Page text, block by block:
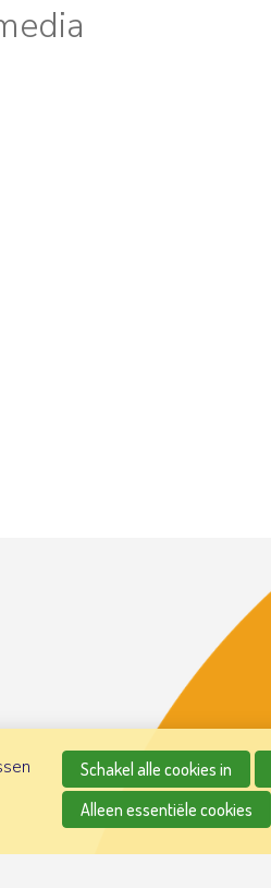
Schakel alle cookies in
Alleen essentiële cookies